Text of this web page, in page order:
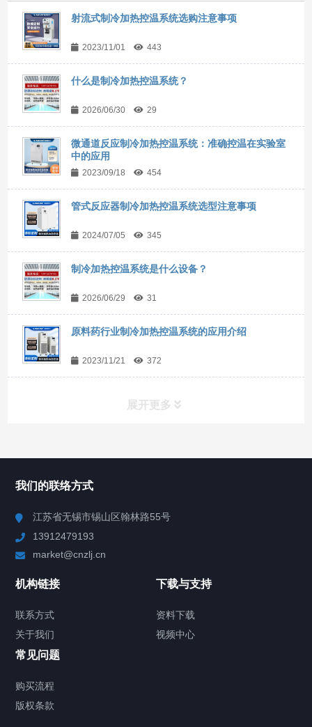
射流式制冷加热控温系统选购注意事项
2023/11/01 443
什么是制冷加热控温系统？
2026/06/30 29
微通道反应制冷加热控温系统：准确控温在实验室
中的应用
2023/09/18 454
管式反应器制冷加热控温系统选型注意事项
2024/07/05 345
制冷加热控温系统是什么设备？
2026/06/29 31
原料药行业制冷加热控温系统的应用介绍
2023/11/21 372
展开更多
Chiller高精度制冷循环器
TCU温度控制单元
Chiller气体控温系统
我们的联络方式
江苏省无锡市锡山区翰林路55号
13912479193
market@cnzlj.cn
机构链接
联系方式
关于我们
下载与支持
资料下载
视频中心
常见问题
购买流程
版权条款